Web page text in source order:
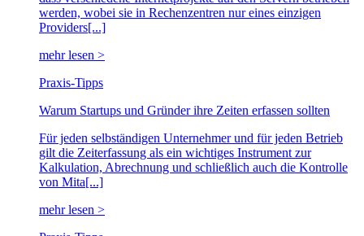
werden, wobei sie in Rechenzentren nur eines einzigen
Providers[...]
mehr lesen >
Praxis-Tipps
Warum Startups und Gründer ihre Zeiten erfassen sollten
Für jeden selbständigen Unternehmer und für jeden Betrieb
gilt die Zeiterfassung als ein wichtiges Instrument zur
Kalkulation, Abrechnung und schließlich auch die Kontrolle
von Mita[...]
mehr lesen >